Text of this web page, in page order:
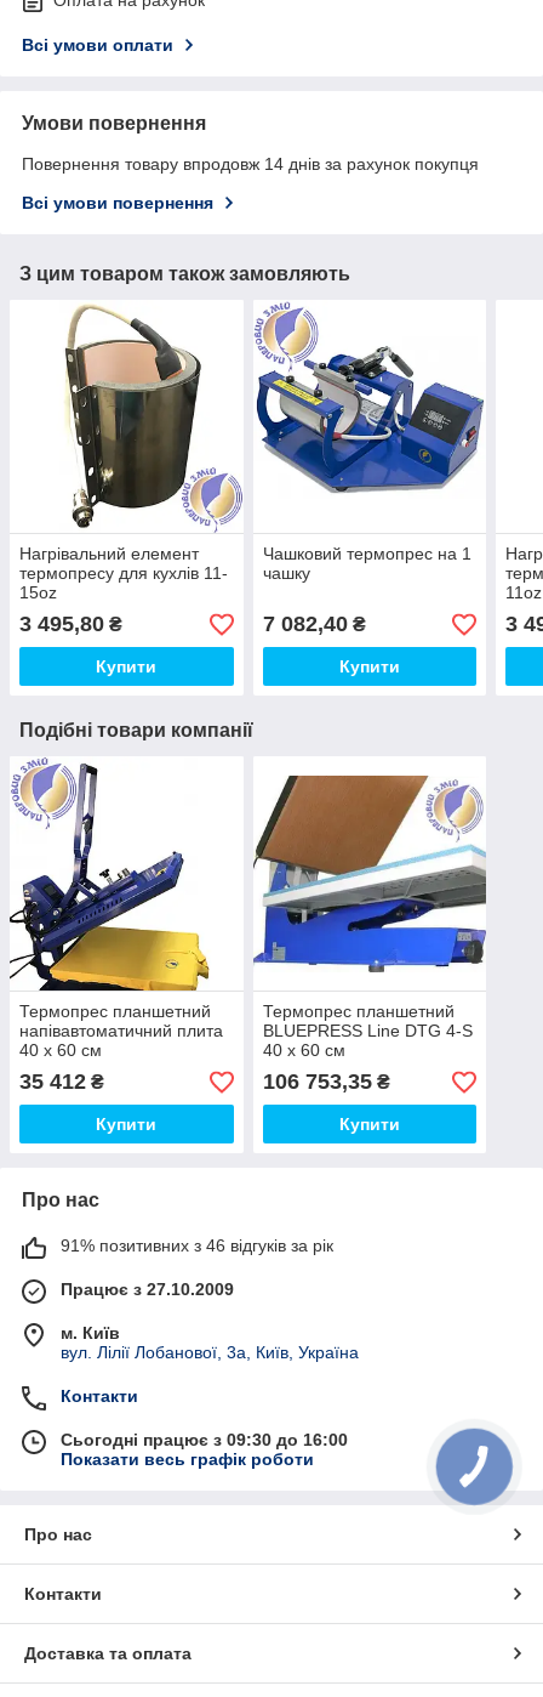
Всі умови оплати
Умови повернення
Повернення товару впродовж 14 днів за рахунок покупця
Всі умови повернення
З цим товаром також замовляють
Нагрівальний елемент
термопресу для кухлів 11-
15oz
3 495,80 ₴
Купити
Чашковий термопрес на 1
чашку
7 082,40₴
Купити
11oz
3
Подібні товари компанії
Термопрес планшетний
напівавтоматичний плита
40 х 60 см
35 412 ₴
Купити
Термопрес планшетний
BLUEPRESS Line DTG 4-S
40 x 60 см
106 753,35₴
Купити
Про нас
91% позитивних з 46 відгуків за рік
Працює з 27.10.2009
м. Київ
вул. Лілії Лобанової, 3а, Київ, Україна
Контакти
Сьогодні працює з 09:30 до 16:00
Показати весь графік роботи
Про нас
Контакти
Доставка та оплата